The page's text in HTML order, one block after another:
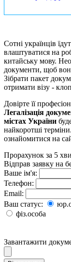
Сотні українців
влаштуватися на
китайську мову.
документи, щоб
Зібрати пакет
отримати візу -
Довірте її
Легалізація
містах України
найкоротші
ознайомитися на
Прорахунок за 5
Відправ заявку на
Ваше ім'я:
Телефон:
Email:
Ваш статус:
фіз.особа
Завантажити